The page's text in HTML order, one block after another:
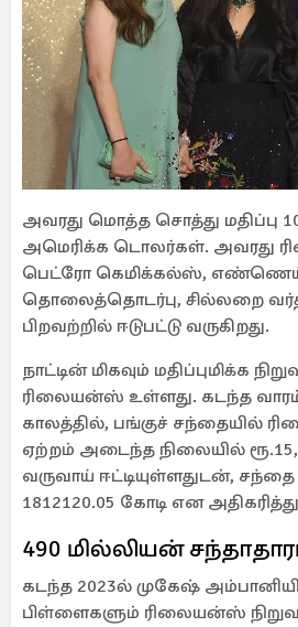
அவரது மொத்த சொத்து மதிப்பு
அமெரிக்க டொலர்கள். அவரது
பெட்ரோ கெமிக்கல்ஸ், எண்ணெய்
தொலைத்தொடர்பு, சில்லறை
பிறவற்றில் ஈடுபட்டு வருகிறது.
நாட்டின் மிகவும் மதிப்புமிக்க
ரிலையன்ஸ் உள்ளது. கடந்த
காலத்தில், பங்குச் சந்தையில்
ஏற்றம் அடைந்த நிலையில்
வருவாய் ஈட்டியுள்ளதுடன், சந்தை
1812120.05 கோடி என
490 மில்லியன்
கடந்த 2023ல் முகேஷ்
பிள்ளைகளும் ரிலையன்ஸ்